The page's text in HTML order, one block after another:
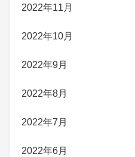
2022年11月
2022年10月
2022年9月
2022年8月
2022年7月
2022年6月